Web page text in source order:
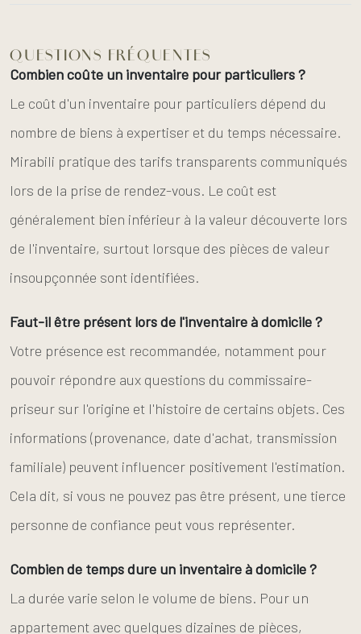
QUESTIONS FRÉQUENTES
Combien coûte un inventaire pour particuliers ?
Le coût d'un inventaire pour particuliers dépend du
nombre de biens à expertiser et du temps nécessaire.
Mirabili pratique des tarifs transparents communiqués
lors de la prise de rendez-vous. Le coût est
généralement bien inférieur à la valeur découverte lors
de l'inventaire, surtout lorsque des pièces de valeur
insoupçonnée sont identifiées.
Faut-il être présent lors de l'inventaire à domicile ?
Votre présence est recommandée, notamment pour
pouvoir répondre aux questions du commissaire-
priseur sur l'origine et l'histoire de certains objets. Ces
informations (provenance, date d'achat, transmission
familiale) peuvent influencer positivement l'estimation.
Cela dit, si vous ne pouvez pas être présent, une tierce
personne de confiance peut vous représenter.
Combien de temps dure un inventaire à domicile ?
La durée varie selon le volume de biens. Pour un
appartement avec quelques dizaines de pièces,